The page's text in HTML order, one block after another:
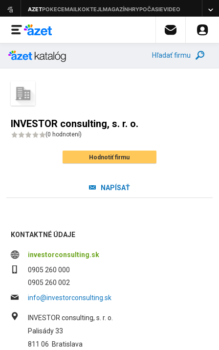
Hľadať firmu
INVESTOR consulting, s. r. o.
(0 hodnotení)
Hodnotiť firmu
NAPÍSAŤ
KONTAKTNÉ ÚDAJE
investorconsulting.sk
0905 260 000
0905 260 002
info@investorconsulting.sk
INVESTOR consulting, s. r. o.
Palisády 33
811 06 Bratislava